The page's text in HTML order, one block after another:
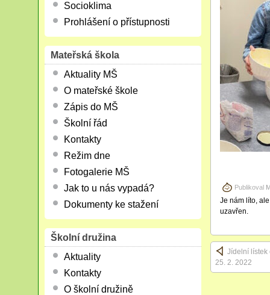
Publikoval
Je nám líto,
uzavřen.
Jídelní lístek
25. 2. 2022
Socioklima
Prohlášení o přístupnosti
Mateřská škola
Aktuality MŠ
O mateřské škole
Zápis do MŠ
Školní řád
Kontakty
Režim dne
Fotogalerie MŠ
Jak to u nás vypadá?
Dokumenty ke stažení
Školní družina
Aktuality
Kontakty
O školní družině